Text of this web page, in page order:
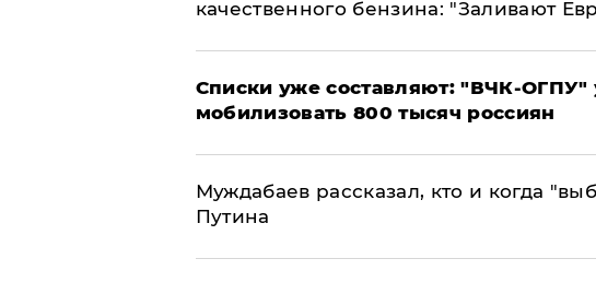
качественного бензина: "Заливают
Списки уже составляют: "ВЧК-ОГПУ"
мобилизовать 800 тысяч россиян
Муждабаев рассказал, кто и когда
Путина